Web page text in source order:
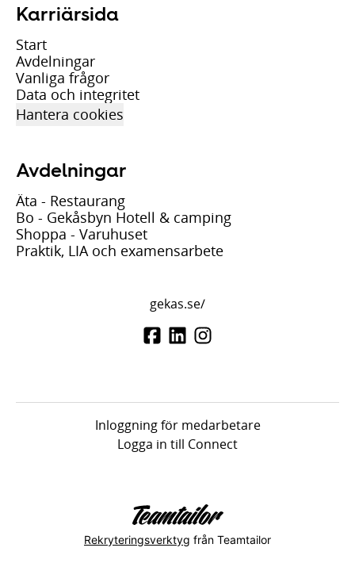
Karriärsida
Start
Avdelningar
Vanliga frågor
Data och integritet
Hantera cookies
Avdelningar
Äta - Restaurang
Bo - Gekåsbyn Hotell & camping
Shoppa - Varuhuset
Praktik, LIA och examensarbete
gekas.se/
Inloggning för medarbetare
Logga in till Connect
Rekryteringsverktyg från Teamtailor